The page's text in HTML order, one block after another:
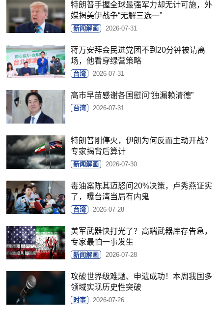
特朗普手握全球最强军力却无计可施，外
媒揭美伊战争“无解三选一”
新闻解画 2026-07-31
蒋万安拜会民进党团不到20分钟被请离
场，他看穿绿营策略
台湾 2026-07-31
高市早苗感谢各国慰问“独漏赖清德”
台湾 2026-07-31
特朗普刚停火，伊朗为何反而主动开战？
专家揭背后算计
新闻解画 2026-07-30
毒油案陈其迈怒问20%决策，卢秀燕证实
了，曝台湾当局有内鬼
台湾 2026-07-28
美军武器快打光了？高端武器库存告急，
专家最怕一事发生
新闻解画 2026-07-28
攻破世界级难题、申遗成功！本周我国多
领域实现历史性突破
时事 2026-07-26